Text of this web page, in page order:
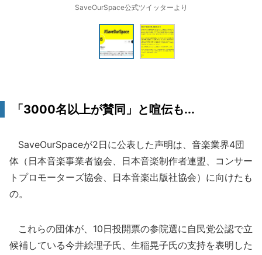
SaveOurSpace公式ツイッターより
「3000名以上が賛同」と喧伝も...
SaveOurSpaceが2日に公表した声明は、音楽業界4団
体（日本音楽事業者協会、日本音楽制作者連盟、コンサー
トプロモーターズ協会、日本音楽出版社協会）に向けたも
の。
これらの団体が、10日投開票の参院選に自民党公認で立
候補している今井絵理子氏、生稲晃子氏の支持を表明した